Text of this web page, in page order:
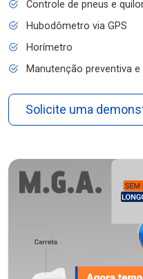
Controle de pneus e
Hubodômetro via GPS
Horímetro
Manutenção preventiva
Solicite uma